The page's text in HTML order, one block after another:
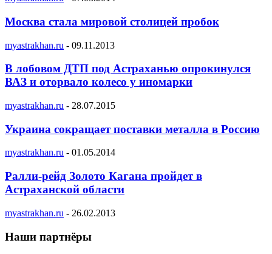
Москва стала мировой столицей пробок
myastrakhan.ru - 09.11.2013
В лобовом ДТП под Астраханью опрокинулся
ВАЗ и оторвало колесо у иномарки
myastrakhan.ru - 28.07.2015
Украина сокращает поставки металла в Россию
myastrakhan.ru - 01.05.2014
Ралли-рейд Золото Кагана пройдет в
Астраханской области
myastrakhan.ru - 26.02.2013
Наши партнёры